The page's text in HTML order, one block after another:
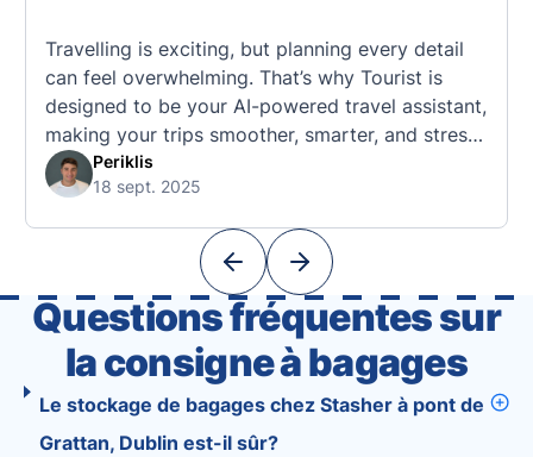
Travelling is exciting, but planning every detail
can feel overwhelming. That’s why Tourist is
designed to be your AI-powered travel assistant,
making your trips smoother, smarter, and stress-
free. 🧭 What Makes the Tourist App Unique?
Unlike standard travel apps, Tourist combines
With Tourist, your trip planning becomes as
Periklis
18 sept. 2025
Questions fréquentes sur
la consigne à bagages
Le stockage de bagages chez Stasher à pont de
Grattan, Dublin est-il sûr?